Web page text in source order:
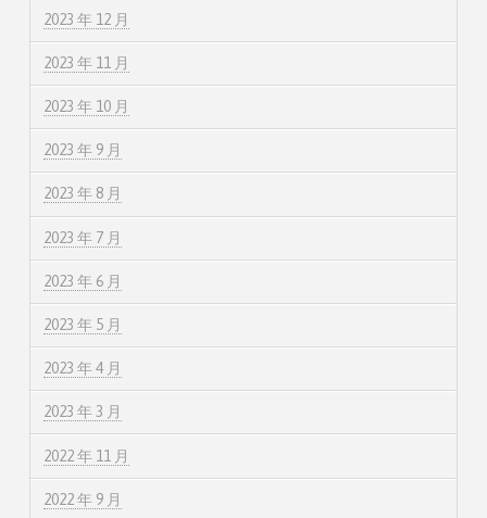
2023 年 12 月
2023 年 11 月
2023 年 10 月
2023 年 9 月
2023 年 8 月
2023 年 7 月
2023 年 6 月
2023 年 5 月
2023 年 4 月
2023 年 3 月
2022 年 11 月
2022 年 9 月